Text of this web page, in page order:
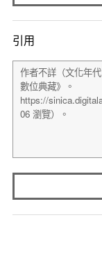
引用